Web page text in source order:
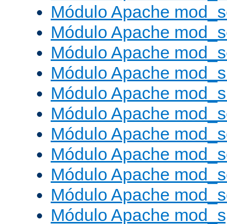
Módulo Apache
Módulo Apache
Módulo Apache
Módulo Apache
Módulo Apache
Módulo Apache
Módulo Apache
Módulo Apache
Módulo Apache
Módulo Apache
Módulo Apache